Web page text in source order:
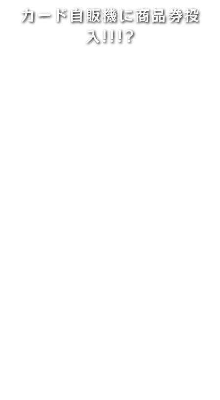
カード自販機に商品券投
入!!!?